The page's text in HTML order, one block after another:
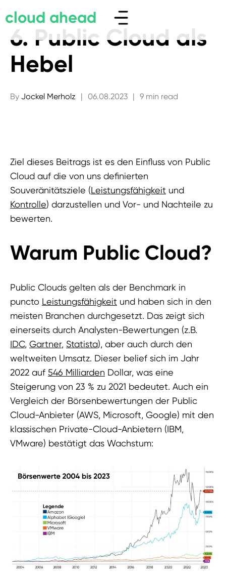
cloud ahead
6. Public Cloud als
Hebel
By Jockel Merholz | 06.08.2023 | 9 min read
Ziel dieses Beitrags ist es den Einfluss von Public
Cloud auf die von uns definierten
Souveränitätsziele (Leistungsfähigkeit und
Kontrolle) darzustellen und Vor- und Nachteile zu
bewerten.
Warum Public Cloud?
Public Clouds gelten als der Benchmark in
puncto Leistungsfähigkeit und haben sich in den
meisten Branchen durchgesetzt. Das zeigt sich
einerseits durch Analysten-Bewertungen (z.B.
IDC, Gartner, Statista), aber auch durch den
weltweiten Umsatz. Dieser belief sich im Jahr
2022 auf 546 Milliarden Dollar, was eine
Steigerung von 23 % zu 2021 bedeutet. Auch ein
Vergleich der Börsenbewertungen der Public
Cloud-Anbieter (AWS, Microsoft, Google) mit den
klassischen Private-Cloud-Anbietern (IBM,
VMware) bestätigt das Wachstum: